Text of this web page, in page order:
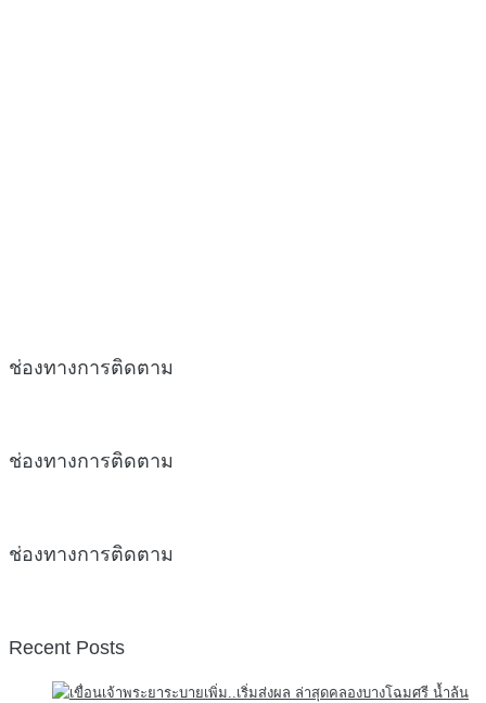
ช่องทางการติดตาม
ช่องทางการติดตาม
ช่องทางการติดตาม
Recent Posts